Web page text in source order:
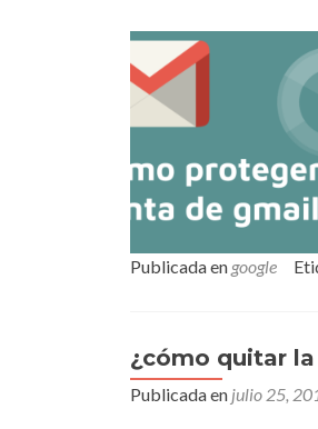
Publicada en google
¿cómo quitar
Publicada en julio 25,
Navegación
de
entradas